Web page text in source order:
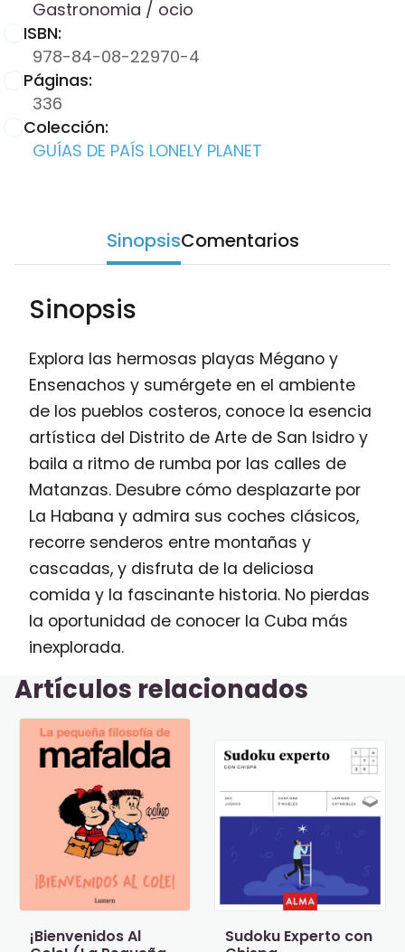
Gastronomia / ocio
ISBN:
978-84-08-22970-4
Páginas:
336
Colección:
GUÍAS DE PAÍS LONELY PLANET
SinopsisComentarios
Sinopsis
Explora las hermosas playas Mégano y
Ensenachos y sumérgete en el ambiente
de los pueblos costeros, conoce la esencia
artística del Distrito de Arte de San Isidro y
baila a ritmo de rumba por las calles de
Matanzas. Desubre cómo desplazarte por
La Habana y admira sus coches clásicos,
recorre senderos entre montañas y
cascadas, y disfruta de la deliciosa
comida y la fascinante historia. No pierdas
la oportunidad de conocer la Cuba más
inexplorada.
Artículos relacionados
¡Bienvenidos Al
Sudoku Experto con